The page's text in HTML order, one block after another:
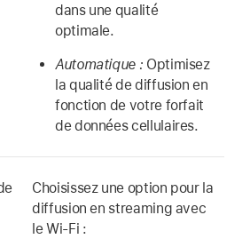
dans une qualité
optimale.
Automatique : Optimisez
la qualité de diffusion en
fonction de votre forfait
de données cellulaires.
Choisissez une option pour la
diffusion en streaming avec
le Wi-Fi :